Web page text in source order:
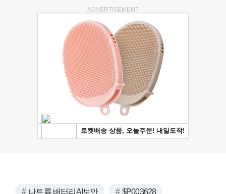
ADVERTISEMENT
나트륨 배터리AI보안 $P003628